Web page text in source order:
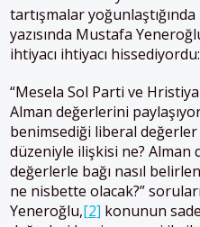
tartışmalar
yazısında Mustafa
ihtiyacı ihtiyacı hissediyordu:
“Mesela Sol Parti ve
Alman değerlerini
benimsediği liberal
düzeniyle ilişkisi ne? Alman
değerlerle bağı nasıl
ne nisbette olacak?”
Yeneroğlu,[2] konunun